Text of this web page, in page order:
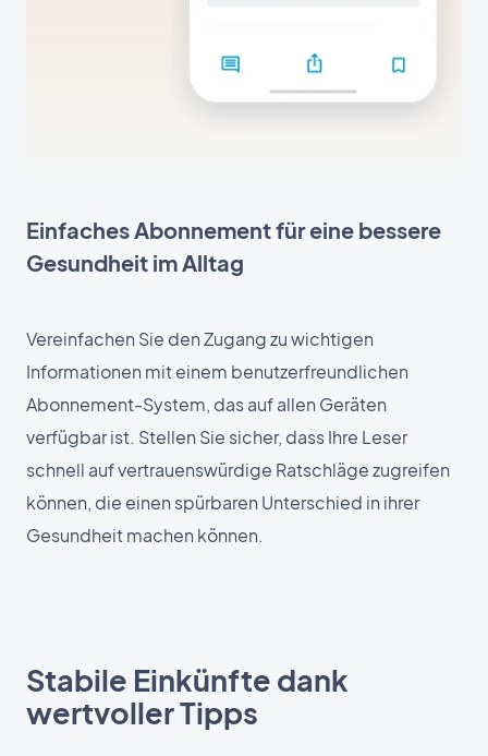
Einfaches Abonnement für eine bessere
Gesundheit im Alltag
Vereinfachen Sie den Zugang zu wichtigen
Informationen mit einem benutzerfreundlichen
Abonnement-System, das auf allen Geräten
verfügbar ist. Stellen Sie sicher, dass Ihre Leser
schnell auf vertrauenswürdige Ratschläge zugreifen
können, die einen spürbaren Unterschied in ihrer
Gesundheit machen können.
Stabile Einkünfte dank
wertvoller Tipps